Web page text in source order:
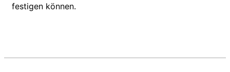
festigen können.